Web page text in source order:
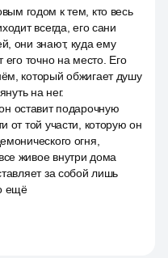
годом к тем, кто весь
всегда, его сани
они знают, куда ему
его точно на место. Его
который обжигает душу
на нег.
оставит подарочную
от той участи, которую он
огня,
живое внутри дома
за собой лишь
ещё